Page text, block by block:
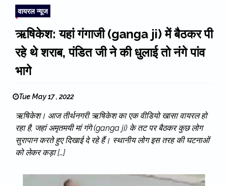
वायरल न्यूज
ऋषिकेश: यहां गंगाजी (ganga ji) में बैठकर पी
रहे थे शराब, पंडित जी ने की धुलाई तो नंगे पांव
भागे
Tue May 17 , 2022
ऋषिकेश। आज तीर्थनगरी ऋषिकेश का एक वीडियो खासा वायरल हो
रहा है, जहां अमृतमयी मां गंगे (ganga ji) के तट पर बैठकर कुछ लोग
सुरापान करते हुए दिखाई दे रहे हैं। स्थानीय लोग इस तरह की घटनाओं
को लेकर कड़ा […]